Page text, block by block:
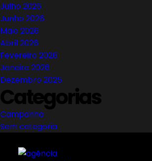
Julho 2026
Junho 2026
Maio 2026
Abril 2026
Fevereiro 2026
Janeiro 2026
Dezembro 2025
Categorias
Campanha
Sem categoria